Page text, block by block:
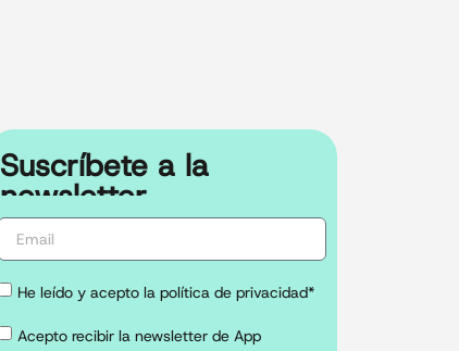
Suscríbete a la
newsletter
He leído y acepto la política de privacidad*
Acepto recibir la newsletter de App